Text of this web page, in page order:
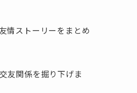
情ストーリーをまとめ
友関係を掘り下げま